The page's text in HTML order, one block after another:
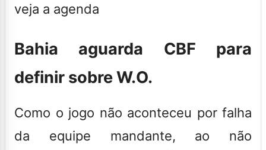
veja a agenda
Bahia aguarda CBF para
definir sobre W.O.
Como o jogo não aconteceu por falha
da equipe mandante, ao não